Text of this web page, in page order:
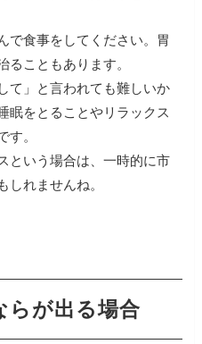
で食事をしてください。胃
ることもあります。
て」と言われても難しいか
眠をとることやリラックス
す。
という場合は、一時的に市
しれませんね。
らが出る場合